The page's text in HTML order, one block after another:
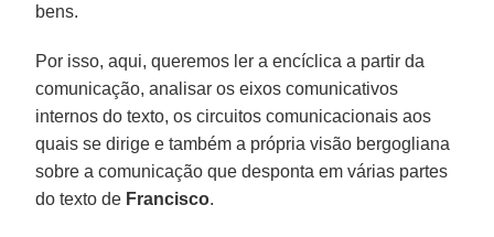
bens.
Por isso, aqui, queremos ler a encíclica a partir da
comunicação, analisar os eixos comunicativos
internos do texto, os circuitos comunicacionais aos
quais se dirige e também a própria visão bergogliana
sobre a comunicação que desponta em várias partes
do texto de Francisco.